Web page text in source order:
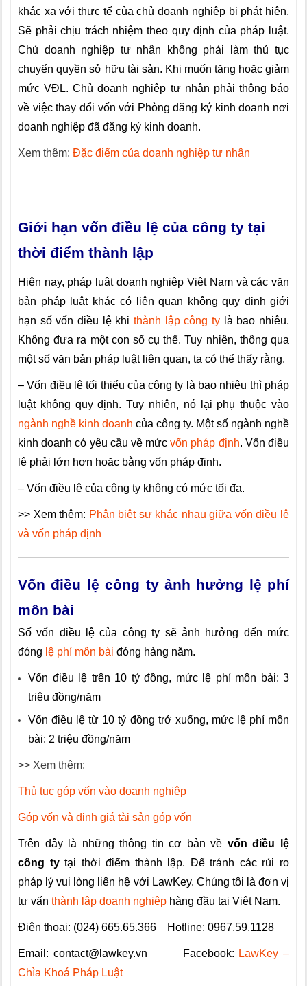
khác xa với thực tế của chủ doanh nghiệp bị phát hiện.
Sẽ phải chịu trách nhiệm theo quy định của pháp luật.
Chủ doanh nghiệp tư nhân không phải làm thủ tục
chuyển quyền sở hữu tài sản. Khi muốn tăng hoặc giảm
mức VĐL. Chủ doanh nghiệp tư nhân phải thông báo
về việc thay đổi vốn với Phòng đăng ký kinh doanh nơi
doanh nghiệp đã đăng ký kinh doanh.
Xem thêm: Đặc điểm của doanh nghiệp tư nhân
Giới hạn vốn điều lệ của công ty tại
thời điểm thành lập
Hiện nay, pháp luật doanh nghiệp Việt Nam và các văn
bản pháp luật khác có liên quan không quy định giới
hạn số vốn điều lệ khi thành lập công ty là bao nhiêu.
Không đưa ra một con số cụ thể. Tuy nhiên, thông qua
một số văn bản pháp luật liên quan, ta có thể thấy rằng.
– Vốn điều lệ tối thiểu của công ty là bao nhiêu thì pháp
luật không quy định. Tuy nhiên, nó lại phụ thuộc vào
ngành nghề kinh doanh của công ty. Một số ngành nghề
kinh doanh có yêu cầu về mứcvốn pháp định. Vốn điều
lệ phải lớn hơn hoặc bằng vốn pháp định.
– Vốn điều lệ của công ty không có mức tối đa.
>> Xem thêm: Phân biệt sự khác nhau giữa vốn điều lệ
và vốn pháp định
Vốn điều lệ công ty ảnh hưởng lệ phí
môn bài
Số vốn điều lệ của công ty sẽ ảnh hưởng đến mức
đóng lệ phí môn bài đóng hàng năm.
Vốn điều lệ trên 10 tỷ đồng, mức lệ phí môn bài: 3
triệu đồng/năm
Vốn điều lệ từ 10 tỷ đồng trở xuống, mức lệ phí môn
bài: 2 triệu đồng/năm
>> Xem thêm:
Thủ tục góp vốn vào doanh nghiệp
Góp vốn và định giá tài sản góp vốn
Trên đây là những thông tin cơ bản về vốn điều lệ
công tytại thời điểm thành lập. Để tránh các rủi ro
pháp lý vui lòng liên hệ với LawKey. Chúng tôi là đơn vị
tư vấn thành lập doanh nghiệp hàng đầu tại Việt Nam.
Điện thoại: (024) 665.65.366 Hotline: 0967.59.1128
Email: contact@lawkey.vn Facebook: LawKey –
Chìa Khoá Pháp Luật